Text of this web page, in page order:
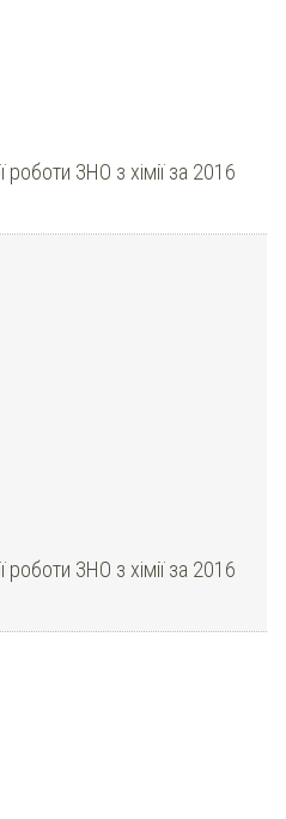
роботи ЗНО з хімії за 2016
роботи ЗНО з хімії за 2016